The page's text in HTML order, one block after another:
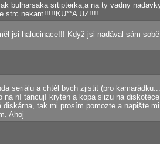
bulharsaka srtipterka,a na ty vadny
strc nekam!!!!!KU**A UZ!!!!
jsi halucinace!!! Když jsi nadával sám
seriálu a chtěl bych zjistit (pro
na ní tancují kryten a kopa slizu na
diskárna, tak mi prosím pomozte a napište
Ahoj